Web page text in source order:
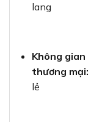
lang
Không gian
thương mại:
lẻ